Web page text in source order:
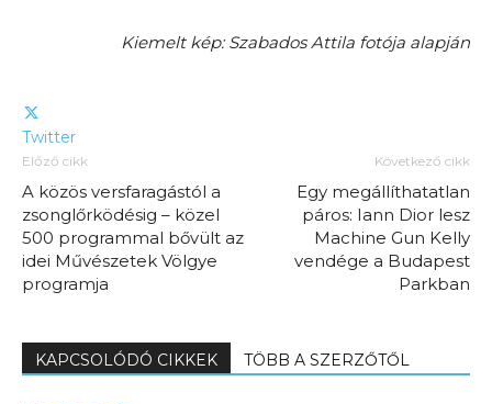
Kiemelt kép: Szabados Attila fotója alapján
Twitter
Előző cikk
A közös versfaragástól a
zsonglőrködésig – közel
500 programmal bővült az
idei Művészetek Völgye
programja
Következő cikk
Egy megállíthatatlan
páros: Iann Dior lesz
Machine Gun Kelly
vendége a Budapest
Parkban
KAPCSOLÓDÓ CIKKEK TÖBB A SZERZŐTŐL